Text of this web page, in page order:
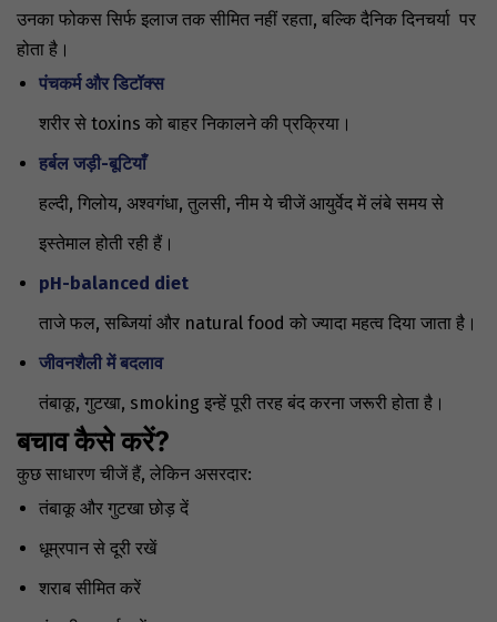
उनका फोकस सिर्फ इलाज तक सीमित नहीं रहता, बल्कि दैनिक दिनचर्या पर
होता है।
पंचकर्म और डिटॉक्स
शरीर से toxins को बाहर निकालने की प्रक्रिया।
हर्बल जड़ी-बूटियाँ
हल्दी, गिलोय, अश्वगंधा, तुलसी, नीम ये चीजें आयुर्वेद में लंबे समय से
इस्तेमाल होती रही हैं।
pH-balanced diet
ताजे फल, सब्जियां और natural food को ज्यादा महत्व दिया जाता है।
जीवनशैली में बदलाव
तंबाकू, गुटखा, smoking इन्हें पूरी तरह बंद करना जरूरी होता है।
बचाव कैसे करें?
कुछ साधारण चीजें हैं, लेकिन असरदार:
तंबाकू और गुटखा छोड़ दें
धूम्रपान से दूरी रखें
शराब सीमित करें